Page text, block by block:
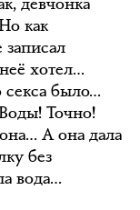
как
хотел…
секса было…
Точно!
А она дала
без
вода…